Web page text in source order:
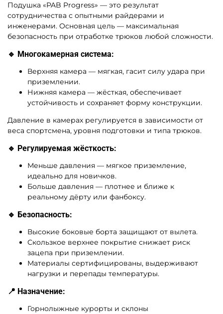
Подушка «PAB Progress» — это результат
сотрудничества с опытными райдерами и
инженерами. Основная цель — максимальная
безопасность при отработке трюков любой сложности.
🔹 Многокамерная система:
Верхняя камера — мягкая, гасит силу удара при
приземлении.
Нижняя камера — жёсткая, обеспечивает
устойчивость и сохраняет форму конструкции.
Давление в камерах регулируется в зависимости от
веса спортсмена, уровня подготовки и типа трюков.
🔹 Регулируемая жёсткость:
Меньше давления — мягкое приземление,
идеально для новичков.
Больше давления — плотнее и ближе к
реальному дёрту или фанбоксу.
🔹 Безопасность:
Высокие боковые борта защищают от вылета.
Скользкое верхнее покрытие снижает риск
зацепа при приземлении.
Материалы сертифицированы, выдерживают
нагрузки и перепады температуры.
📍 Назначение:
Горнолыжные курорты и склоны